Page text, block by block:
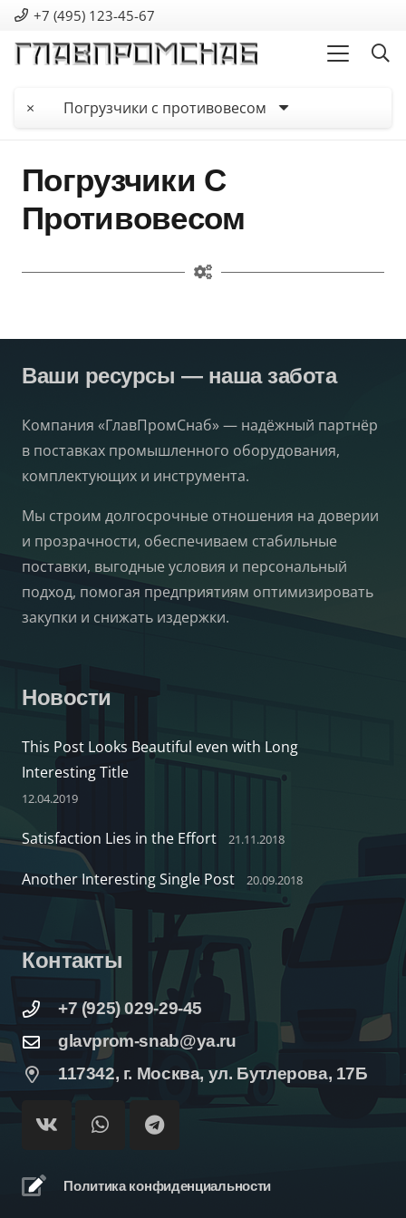
+7 (495) 123-45-67
× Погрузчики с противовесом
Погрузчики С
Противовесом
Ваши ресурсы — наша забота
Компания «ГлавПромСнаб» — надёжный партнёр
в поставках промышленного оборудования,
комплектующих и инструмента.
Мы строим долгосрочные отношения на доверии
и прозрачности, обеспечиваем стабильные
поставки, выгодные условия и персональный
подход, помогая предприятиям оптимизировать
закупки и снижать издержки.
Новости
This Post Looks Beautiful even with Long
Interesting Title
12.04.2019
Satisfaction Lies in the Effort 21.11.2018
Another Interesting Single Post 20.09.2018
Контакты
+7 (925) 029-29-45
glavprom-snab@ya.ru
117342, г. Москва, ул. Бутлерова, 17Б
Политика конфиденциальности